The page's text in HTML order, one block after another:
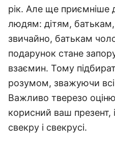
рік. Але ще приємніше
людям: дітям,
звичайно, батькам
подарунок стане
взаємин. Тому
розумом, зважуючи всі
Важливо тверезо
корисний ваш презент,
свекру і свекрусі.